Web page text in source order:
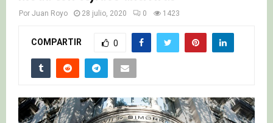
Por Juan Royo 28 julio, 2020 0 1423
COMPARTIR 0